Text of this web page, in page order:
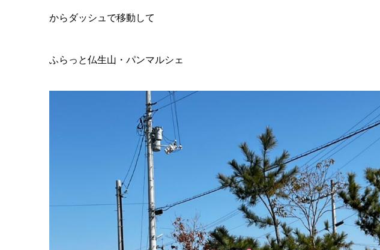
からダッシュで移動して
ふらっと仏生山・パンマルシェ